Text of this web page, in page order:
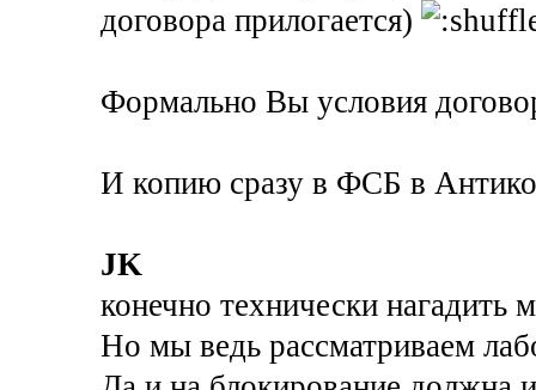
договора прилогается)
Формально Вы условия
И копию сразу в ФСБ в
JK
конечно технически нагадить
Но мы ведь рассматриваем